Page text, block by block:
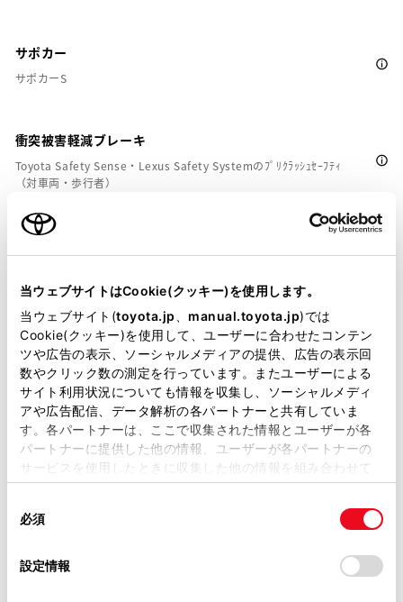
当ウェブサイトはCookie(クッキー)を使用します。
当ウェブサイト(toyota.jp manual.toyota.jp)では
Cookie(クッキー)を使用して、ユーザーに合わせたコンテン
ツや広告の表示、ソーシャルメディアの提供、広告の表示回
数やクリック数の測定を行っています。またユーザーによる
サイト利用状況についても情報を収集し、ソーシャルメディ
アや広告配信、データ解析の各パートナーと共有していま
す。各パートナーは、ここで収集された情報とユーザーが各
パートナーに提供した他の情報、ユーザーが各パートナーの
サービスを使用したときに収集した他の情報を組み合わせて
使用することがあります。当ウェブサイトの使用を続行する
デバイスにすべてのCookie(クッキー)が保存されることに同
意したことになります。Cookie(クッキー)のオプトアウト、
必須
設定情報
サポカー
サポカーS
衝突被害軽減ブレーキ
Toyota Safety Sense・Lexus Safety Systemのﾌﾟﾘｸﾗｯｼｭｾｰﾌﾃｨ
（対車両・歩行者）
クルーズコントロール
先進ライト
ブラインドスポットモニター（後側方検知）
※ 記録媒体(SDカード等)は別途ご購入いただく場合がございます